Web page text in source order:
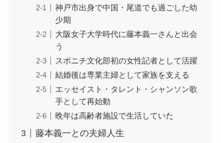
神戸市出身で中国・尾道でも過ごした幼
少期
大阪女子大学時代に藤本義一さんと出会
う
スポニチ文化部初の女性記者として活躍
結婚後は専業主婦として家族を支える
エッセイスト・タレント・シャンソン歌
手として再始動
晩年は高齢者施設で生活していた
藤本義一との夫婦人生